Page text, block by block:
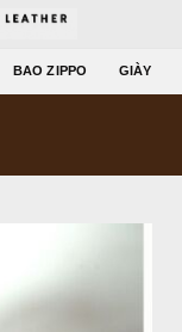
BAO ZIPPO GIÀY